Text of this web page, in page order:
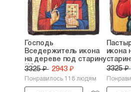
Господь
Вседержитель икона
на дереве под старину
(18...
3325 ₽ 2943 ₽
Понравилось 118 людям
икона
3325 ₽